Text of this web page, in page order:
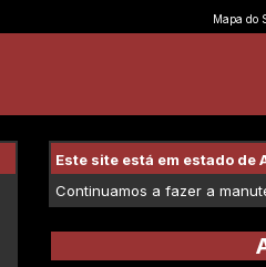
Mapa do
Este site está em estado de
Continuamos a fazer a